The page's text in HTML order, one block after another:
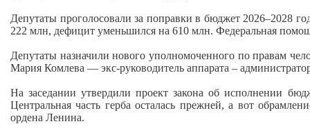
Депутаты проголосовали за поправки в бюджет 2026–2028
222 млн, дефицит уменьшился на 610 млн. Федеральная
Депутаты назначили нового уполномоченного по правам
Мария Комлева — экс-руководитель аппарата –
На заседании утвердили проект закона об исполнении
Центральная часть герба осталась прежней, а вот
ордена Ленина.